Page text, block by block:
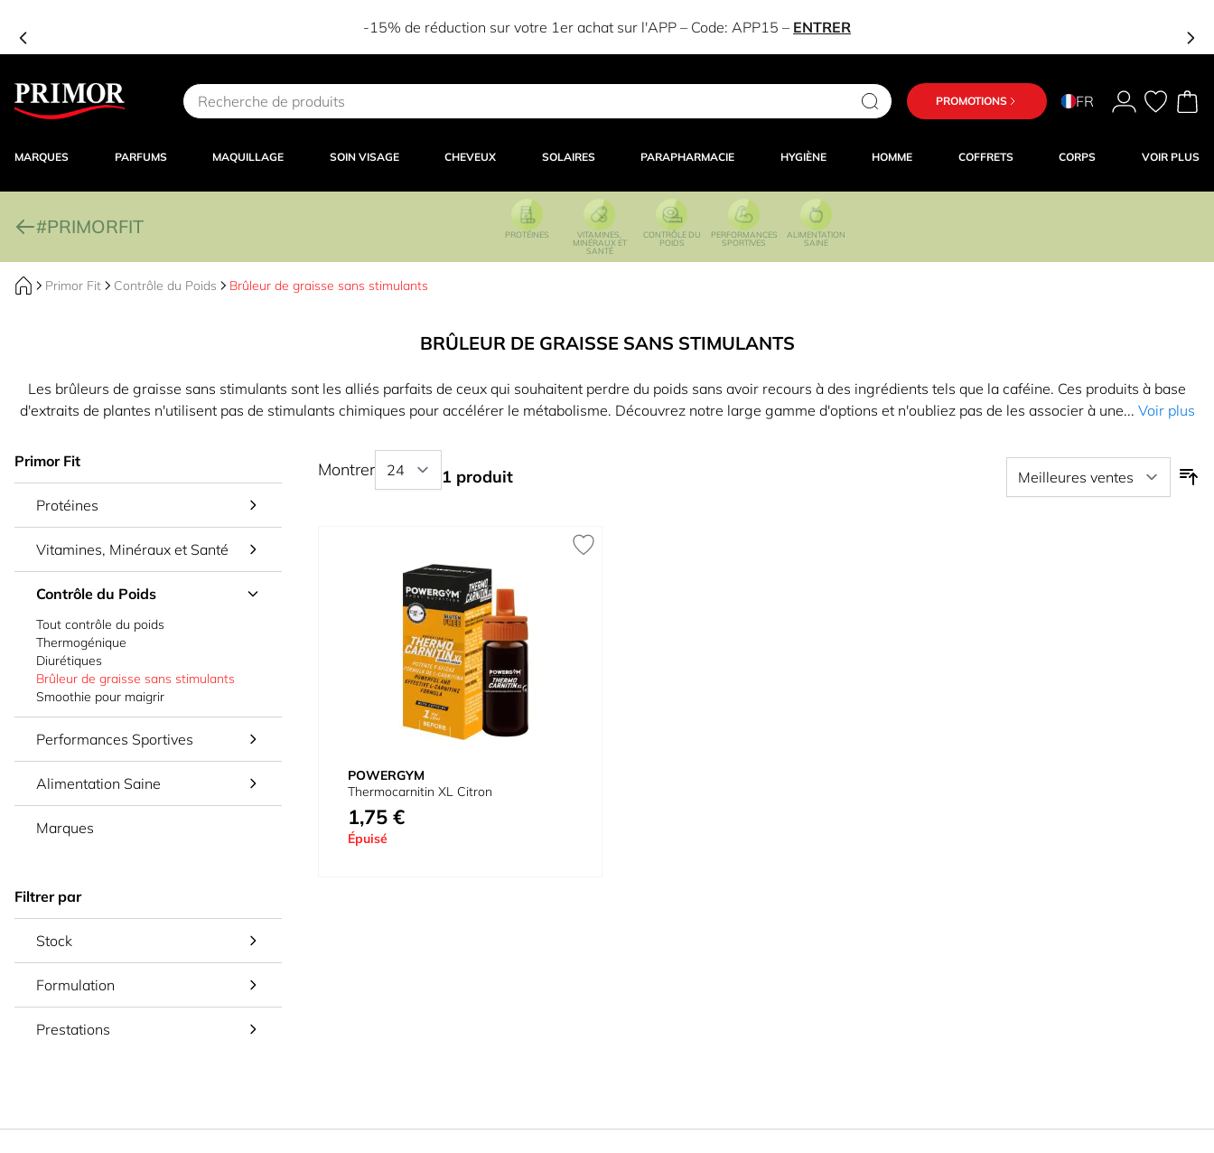
-15% de réduction sur votre 1er achat sur l'APP – Code: APP15 – ENTRER
Aller au contenu
PROMOTIONS FR
MARQUES PARFUMS MAQUILLAGE SOIN VISAGE CHEVEUX SOLAIRES PARAPHARMACIE HYGIÈNE HOMME COFFRETS CORPS VOIR PLUS
#PRIMORFIT PROTÉINES
VITAMINES,
MINÉRAUX ET
SANTÉ
CONTRÔLE DU
POIDS
PERFORMANCES
SPORTIVES
ALIMENTATION
SAINE
Primor Fit Contrôle du Poids Brûleur de graisse sans stimulants
BRÛLEUR DE GRAISSE SANS STIMULANTS
Les brûleurs de graisse sans stimulants sont les alliés parfaits de ceux qui souhaitent perdre du poids sans avoir recours à des ingrédients tels que la caféine. Ces produits à base
d'extraits de plantes n'utilisent pas de stimulants chimiques pour accélérer le métabolisme. Découvrez notre large gamme d'options et n'oubliez pas de les associer à une... Voir plus
Primor Fit
Protéines
Vitamines, Minéraux et Santé
Contrôle du Poids
Tout contrôle du poids
Thermogénique
Diurétiques
Brûleur de graisse sans stimulants
Smoothie pour maigrir
Performances Sportives
Alimentation Saine
Marques
Filtrer par
Stock
Formulation
Prestations
Montrer 1 produit
POWERGYM
Thermocarnitin XL Citron
1,75 €
Épuisé